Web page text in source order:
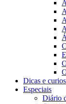
Dicas e
Especiais
Diário